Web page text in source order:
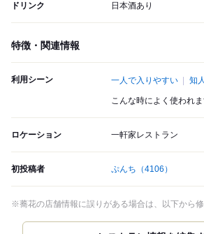
ドリンク 日本酒あり
特徴・関連情報
利用シーン 一人で入りやすい 知
こんな時によく使われま
ロケーション 一軒家レストラン
初投稿者 ぷんち （4106）
※蕎花の店舗情報に誤りがある場合は、以下から修